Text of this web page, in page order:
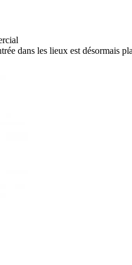
dans les lieux est désormais